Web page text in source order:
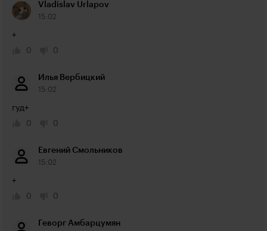
Vladislav Urlapov
15:02
+
0
0
Илья Вербицкий
15:02
гуд+
0
0
Евгений Смольников
15:02
+
0
0
Геворг Амбарцумян